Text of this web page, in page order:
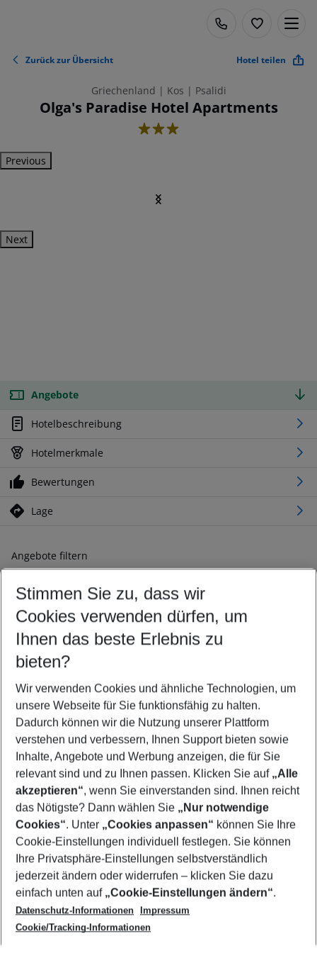
Zurück zur Übersicht Hotel teilen
Griechenland | Kos | Psalidi
Olga's Paradise Hotel Apartments
3
Previous
Next
Angebote
Hotelbeschreibung
Hotelmerkmale
Bewertungen
Lage
Angebote filtern
Ändern Sie Ihre Kriterien nach Ihren Wünschen
Abflughafen wählen
Beliebiger Abflughafen
Reisezeitraum wählen
10.08.26– 08.08.27 5-8 Nächte
2 Erwachsene Keine Kinder
Mehr Filter anzeigen
Footer
Footer navigation
Über uns
AGB
Cookie-Einstellungen ändern
Cookie-Richtlinie
Datenschutz
Service & Hilfe
Barrierefreies Reisen
Check-in
Folgen Sie uns
Stimmen Sie zu, dass wir
Cookies verwenden dürfen, um
Ihnen das beste Erlebnis zu
bieten?
Wir verwenden Cookies und ähnliche Technologien, um
unsere Webseite für Sie funktionsfähig zu halten.
Dadurch können wir die Nutzung unserer Plattform
verstehen und verbessern, Ihnen Support bieten sowie
Inhalte, Angebote und Werbung anzeigen, die für Sie
relevant sind und zu Ihnen passen. Klicken Sie auf „Alle
akzeptieren“, wenn Sie einverstanden sind. Ihnen reicht
das Nötigste? Dann wählen Sie „Nur notwendige
Cookies“. Unter „Cookies anpassen“ können Sie Ihre
Cookie-Einstellungen individuell festlegen. Sie können
Ihre Privatsphäre-Einstellungen selbstverständlich
jederzeit ändern oder widerrufen – klicken Sie dazu
einfach unten auf „Cookie-Einstellungen ändern“.
Datenschutz-Informationen
Impressum
Cookie/Tracking-Informationen